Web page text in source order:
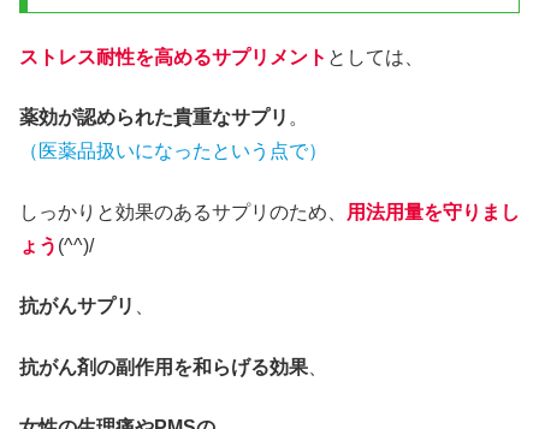
ストレス耐性を高めるサプリメント としては、
薬効が認められた貴重なサプリ 。
（医薬品扱いになったという点で）
しっかりと効果のあるサプリのため、
用法用量を守りまし
ょう (^^)/
抗がんサプリ
抗がん剤の副作用を和らげる効果